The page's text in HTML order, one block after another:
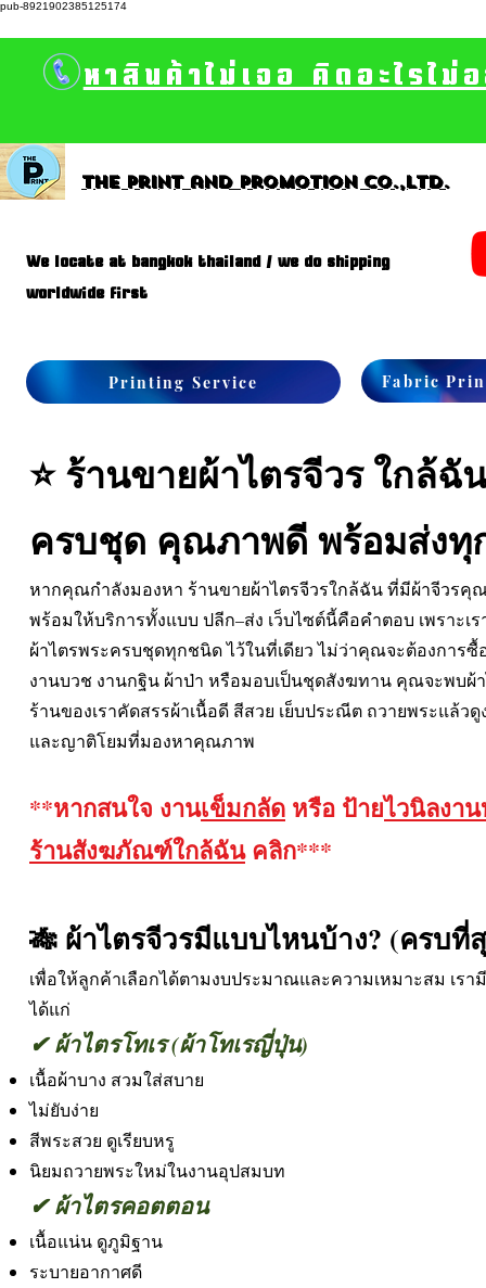
pub-8921902385125174
หาสินค้าไม่เจอ คิดอะไรไ
The print and promotion CO.,Ltd.
We locate at bangkok thailand / we do shipping
worldwide first
Printing Service Fabric
⭐ ร้านขายผ้าไตรจีวร ใกล้ฉั
ครบชุด คุณภาพดี พร้อมส่งทุ
หากคุณกำลังมองหา ร้านขายผ้าไตรจีวรใกล้ฉัน ที่มีผ้าจีวรคุ
พร้อมให้บริการทั้งแบบ ปลีก–ส่ง เว็บไซต์นี้คือคำตอบ เพราะ
ผ้าไตรพระครบชุดทุกชนิด ไว้ในที่เดียว ไม่ว่าคุณจะต้องการซื้
งานบวช งานกฐิน ผ้าป่า หรือมอบเป็นชุดสังฆทาน คุณจะพบผ้
ร้านของเราคัดสรรผ้าเนื้อดี สีสวย เย็บประณีต ถวายพระแล้ว
และญาติโยมที่มองหาคุณภาพ
**หากสนใจ งานเข็มกลัด หรือ ป้ายไวนิลงา
ร้านสังฆภัณฑ์ใกล้ฉันคลิก***
🎋 ผ้าไตรจีวรมีแบบไหนบ้าง? (ครบ
เพื่อให้ลูกค้าเลือกได้ตามงบประมาณและความเหมาะสม เร
ได้แก่
✔ ผ้าไตรโทเร (ผ้าโทเรญี่ปุ่น)
เนื้อผ้าบาง สวมใส่สบาย
ไม่ยับง่าย
สีพระสวย ดูเรียบหรู
นิยมถวายพระใหม่ในงานอุปสมบท
✔ ผ้าไตรคอตตอน
เนื้อแน่น ดูภูมิฐาน
ระบายอากาศดี